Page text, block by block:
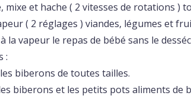
mixe et hache ( 2 vitesses de rotations )
( 2 réglages ) viandes, légumes et
la vapeur le repas de bébé sans le
:
biberons de toutes tailles.
biberons et les petits pots aliments de